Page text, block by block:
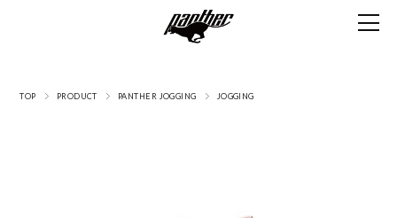
TOP PRODUCT PANTHER JOGGING JOGGING